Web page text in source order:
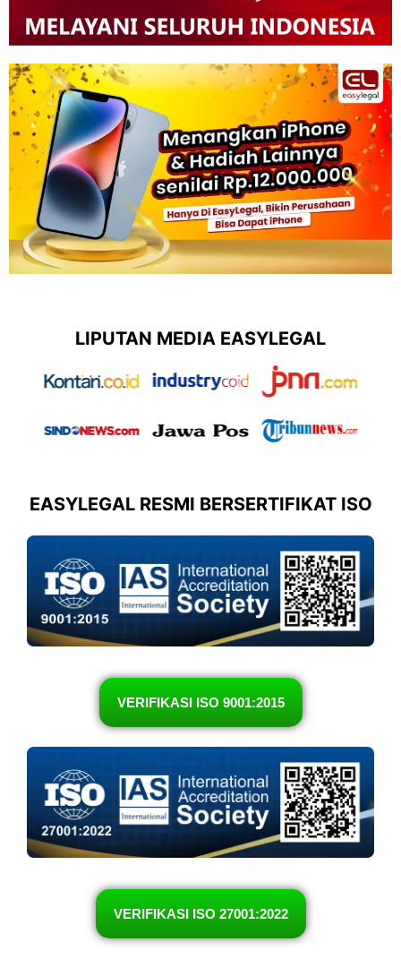
LIPUTAN MEDIA EASYLEGAL
EASYLEGAL RESMI BERSERTIFIKAT ISO
VERIFIKASI ISO 9001:2015
VERIFIKASI ISO 27001:2022